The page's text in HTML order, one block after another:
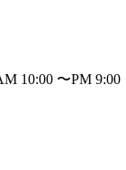
10:00 〜PM 9:00